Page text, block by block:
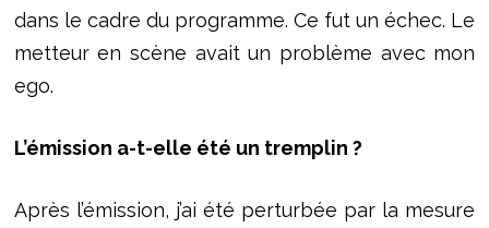
dans le cadre du programme. Ce fut un échec. Le
metteur en scène avait un problème avec mon
ego.
L’émission a-t-elle été un tremplin ?
Après l’émission, j’ai été perturbée par la mesure